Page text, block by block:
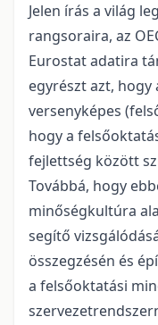
Jelen írás a világ
rangsoraira, az
Eurostat adatira
egyrészt azt, hogy
versenyképes
hogy a
fejlettség között
Továbbá, hogy
minőségkultúra
segítő
összegzésén és
a felsőoktatási